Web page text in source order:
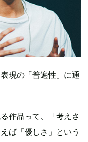
現の「普遍性」に通
作品って、「考えさ
ば「優しさ」という